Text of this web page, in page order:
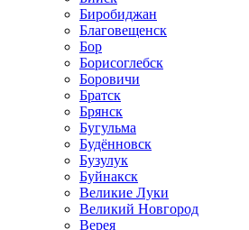
Биробиджан
Благовещенск
Бор
Борисоглебск
Боровичи
Братск
Брянск
Бугульма
Будённовск
Бузулук
Буйнакск
Великие Луки
Великий Новгород
Верея